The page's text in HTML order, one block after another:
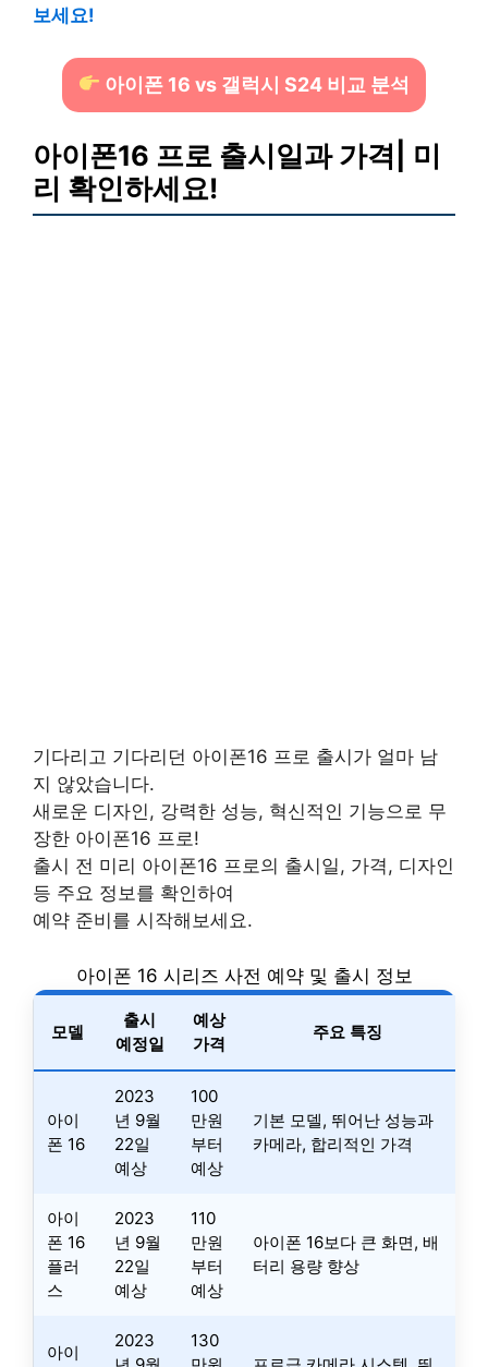
보세요!
아이폰 16 vs 갤럭시 S24 비교 분석
아이폰16 프로 출시일과 가격| 미
리 확인하세요!
기다리고 기다리던 아이폰16 프로 출시가 얼마 남
지 않았습니다.
새로운 디자인, 강력한 성능, 혁신적인 기능으로 무
장한 아이폰16 프로!
출시 전 미리 아이폰16 프로의 출시일, 가격, 디자인
등 주요 정보를 확인하여
예약 준비를 시작해보세요.
아이폰 16 시리즈 사전 예약 및 출시 정보
모델
출시
예정일
예상
가격
주요 특징
아이
폰 16
2023
년 9월
22일
예상
100
만원
부터
예상
기본 모델, 뛰어난 성능과
카메라, 합리적인 가격
아이
폰 16
플러
스
2023
년 9월
22일
예상
110
만원
부터
예상
아이폰 16보다 큰 화면, 배
터리 용량 향상
아이
2023
130